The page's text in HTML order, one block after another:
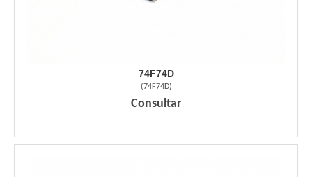
74F74D
(74F74D)
Consultar